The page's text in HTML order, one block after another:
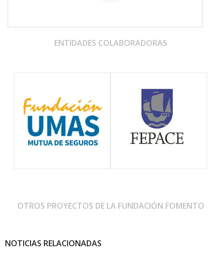
ENTIDADES COLABORADORAS
OTROS PROYECTOS DE LA FUNDACIÓN FOMENTO
NOTICIAS RELACIONADAS